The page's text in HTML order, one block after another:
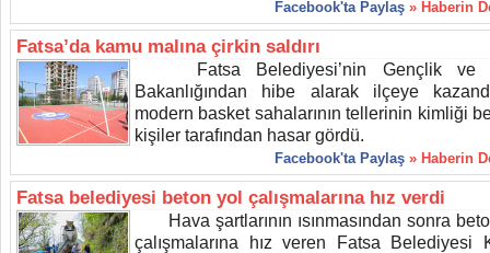
Facebook'ta Paylaş » Haberin
Fatsa’da kamu malına çirkin saldırı
Fatsa Belediyesi’nin Gençlik ve
Bakanlığından hibe alarak ilçeye
modern basket sahalarının tellerinin kimliği
kişiler tarafından hasar gördü.
Facebook'ta Paylaş » Haberin
Fatsa belediyesi beton yol çalışmalarına hız verdi
Hava şartlarının ısınmasından sonra
çalışmalarına hız veren Fatsa Belediyesi